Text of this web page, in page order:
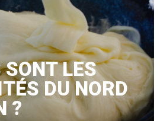
SONT LES
DU NORD
?